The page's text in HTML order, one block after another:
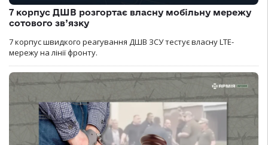
7 корпус ДШВ розгортає власну мобільну мережу
сотового зв’язку
7 корпус швидкого реагування ДШВ ЗСУ тестує власну LTE-
мережу на лінії фронту.